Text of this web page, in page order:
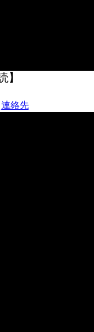
】
連絡先